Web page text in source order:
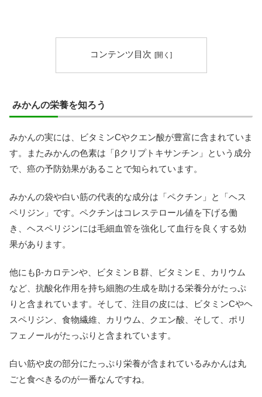
コンテンツ目次
みかんの栄養を知ろう
みかんの実には、ビタミンCやクエン酸が豊富に含まれていま
す。またみかんの色素は「βクリプトキサンチン」という成分
で、癌の予防効果があることで知られています。
みかんの袋や白い筋の代表的な成分は「ペクチン」と「ヘス
ペリジン」です。ペクチンはコレステロール値を下げる働
き、ヘスペリジンには毛細血管を強化して血行を良くする効
果があります。
他にもβ-カロテンや、ビタミンＢ群、ビタミンＥ、カリウム
など、抗酸化作用を持ち細胞の生成を助ける栄養分がたっぷ
りと含まれています。そして、注目の皮には、ビタミンCやヘ
スペリジン、食物繊維、カリウム、クエン酸、そして、ポリ
フェノールがたっぷりと含まれています。
白い筋や皮の部分にたっぷり栄養が含まれているみかんは丸
ごと食べきるのが一番なんですね。